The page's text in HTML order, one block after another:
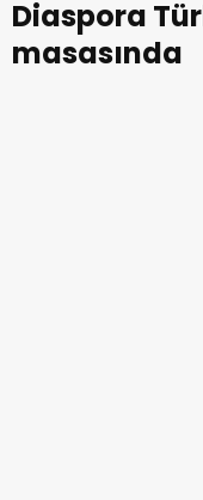
Diaspora
masasında